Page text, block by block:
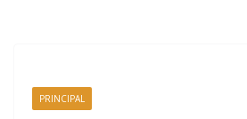
PRINCIPAL